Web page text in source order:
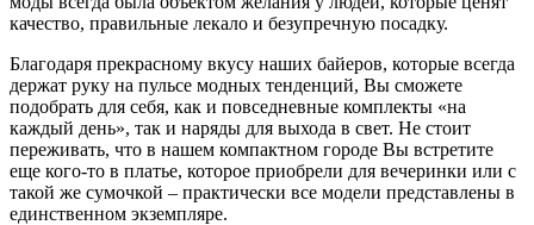
качество, правильные лекало и безупречную посадку.
Благодаря прекрасному вкусу наших байеров, которые всегда
держат руку на пульсе модных тенденций, Вы сможете
подобрать для себя, как и повседневные комплекты «на
каждый день», так и наряды для выхода в свет. Не стоит
переживать, что в нашем компактном городе Вы встретите
еще кого-то в платье, которое приобрели для вечеринки или с
такой же сумочкой – практически все модели представлены в
единственном экземпляре.